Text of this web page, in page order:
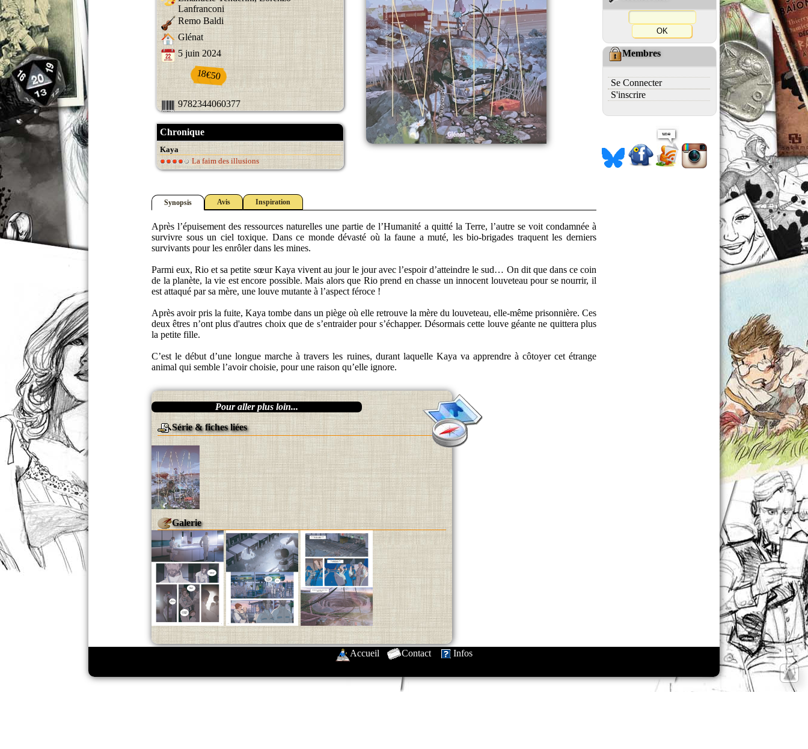
Lanfranconi
Remo Baldi
Glénat
5 juin 2024
18€50
9782344060377
Chronique
Kaya
La faim des illusions
Synopsis Avis Inspiration
Après l’épuisement des ressources naturelles une partie de l’Humanité a quitté la Terre, l’autre se voit condamnée à
survivre sous un ciel toxique. Dans ce monde dévasté où la faune a muté, les bio-brigades traquent les derniers
survivants pour les enrôler dans les mines.
Parmi eux, Rio et sa petite sœur Kaya vivent au jour le jour avec l’espoir d’atteindre le sud… On dit que dans ce coin
de la planète, la vie est encore possible. Mais alors que Rio prend en chasse un innocent louveteau pour se nourrir, il
est attaqué par sa mère, une louve mutante à l’aspect féroce !
Après avoir pris la fuite, Kaya tombe dans un piège où elle retrouve la mère du louveteau, elle-même prisonnière. Ces
deux êtres n’ont plus d'autres choix que de s’entraider pour s’échapper. Désormais cette louve géante ne quittera plus
la petite fille.
C’est le début d’une longue marche à travers les ruines, durant laquelle Kaya va apprendre à côtoyer cet étrange
animal qui semble l’avoir choisie, pour une raison qu’elle ignore.
Pour aller plus loin...
Série & fiches liées
Galerie
Membres
Se Connecter
S'inscrire
Accueil Contact Infos